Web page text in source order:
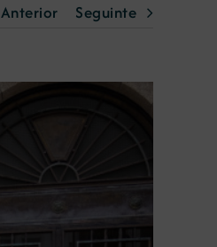
Anterior Seguinte